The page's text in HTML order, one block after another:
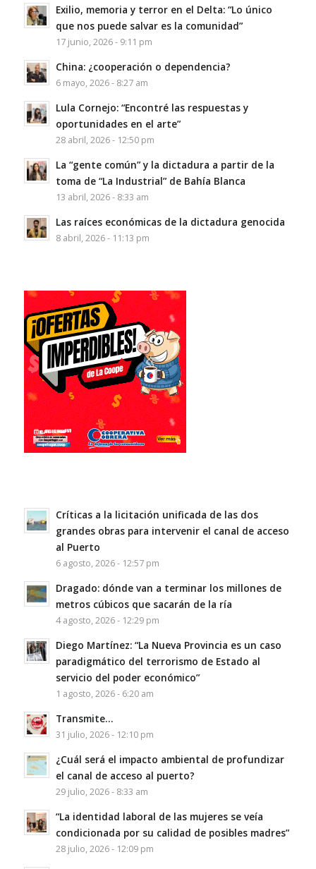
Exilio, memoria y terror en el Delta: “Lo único
que nos puede salvar es la comunidad”
17 junio, 2026 - 9:11 pm
China: ¿cooperación o dependencia?
6 mayo, 2026 - 8:27 am
Lula Cornejo: “Encontré las respuestas y
oportunidades en el arte”
28 abril, 2026 - 12:50 pm
La “gente común” y la dictadura a partir de la
toma de “La Industrial” de Bahía Blanca
13 abril, 2026 - 8:33 am
Las raíces económicas de la dictadura genocida
8 abril, 2026 - 11:13 pm
Críticas a la licitación unificada de las dos
grandes obras para intervenir el canal de acceso
al Puerto
6 agosto, 2026 - 12:57 pm
Dragado: dónde van a terminar los millones de
metros cúbicos que sacarán de la ría
4 agosto, 2026 - 12:29 pm
Diego Martínez: “La Nueva Provincia es un caso
paradigmático del terrorismo de Estado al
servicio del poder económico”
1 agosto, 2026 - 6:20 am
Transmite…
31 julio, 2026 - 12:10 pm
¿Cuál será el impacto ambiental de profundizar
el canal de acceso al puerto?
29 julio, 2026 - 8:33 am
“La identidad laboral de las mujeres se veía
condicionada por su calidad de posibles madres”
28 julio, 2026 - 12:09 pm